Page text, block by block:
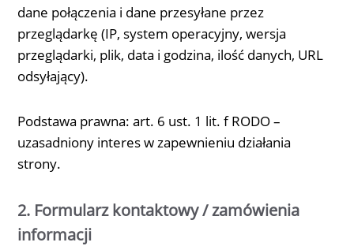
dane połączenia i dane przesyłane przez
przeglądarkę (IP, system operacyjny, wersja
przeglądarki, plik, data i godzina, ilość danych, URL
odsyłający).
Podstawa prawna: art. 6 ust. 1 lit. f RODO –
uzasadniony interes w zapewnieniu działania
strony.
2. Formularz kontaktowy / zamówienia
informacji